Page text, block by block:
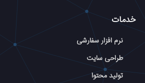
خدمات
نرم افزار سفارشی
طراحی سایت
تولید محتوا